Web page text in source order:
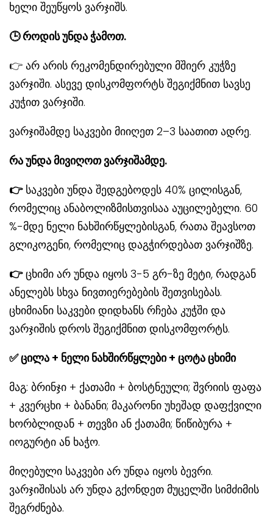
ხელი შეუწყოს ვარჯიშს.
🕒როდის უნდა ჭამოთ.
👉 არ არის რეკომენდირებული მშიერ კუჭზე
ვარჯიში. ასევე დისკომფორტს შეგიქმნით სავსე
კუჭით ვარჯიში.
ვარჯიშამდე საკვები მიიღეთ 2–3 საათით ადრე.
რა უნდა მივიღოთ ვარჯიშამდე.
👉საკვები უნდა შედგებოდეს 40% ცილისგან,
რომელიც ანაბოლიზმისთვისაა აუცილებელი. 60
%-მდე ნელი ნახშირწყლებისგან, რათა შეავსოთ
გლიკოგენი, რომელიც დაგჭირდებათ ვარჯიშზე.
👉ცხიმი არ უნდა იყოს 3-5 გრ-ზე მეტი, რადგან
ანელებს სხვა ნივთიერებების შეთვისებას.
ცხიმიანი საკვები დიდხანს რჩება კუჭში და
ვარჯიშის დროს შეგიქმნით დისკომფორტს.
✅ცილა + ნელი ნახშირწყლები + ცოტა ცხიმი
მაგ: ბრინჯი + ქათამი + ბოსტნეული; შვრიის ფაფა
+ კვერცხი + ბანანი; მაკარონი უხეშად დაფქვილი
ხორბლიდან + თევზი ან ქათამი; წიწიბურა +
იოგურტი ან ხაჭო.
მიღებული საკვები არ უნდა იყოს ბევრი.
ვარჯიშისას არ უნდა გქონდეთ მუცელში სიმძიმის
შეგრძნება.